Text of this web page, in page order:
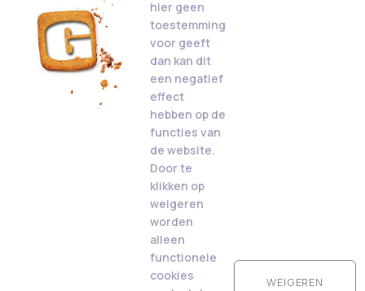
hier geen
toestemming
voor geeft
dan kan dit
een negatief
effect
hebben op de
functies van
de website.
Door te
klikken op
weigeren
worden
alleen
functionele
cookies
WEIGEREN